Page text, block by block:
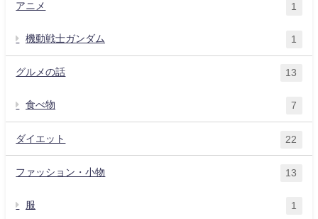
アニメ 1
機動戦士ガンダム 1
グルメの話 13
食べ物 7
ダイエット 22
ファッション・小物 13
服 1